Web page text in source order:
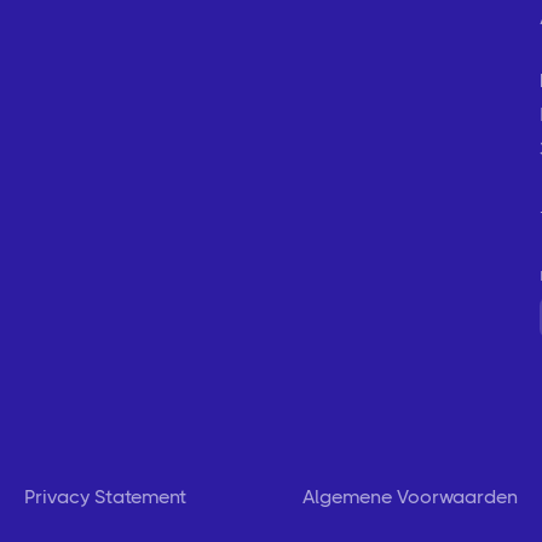
Privacy Statement Algemene Voorwaarden